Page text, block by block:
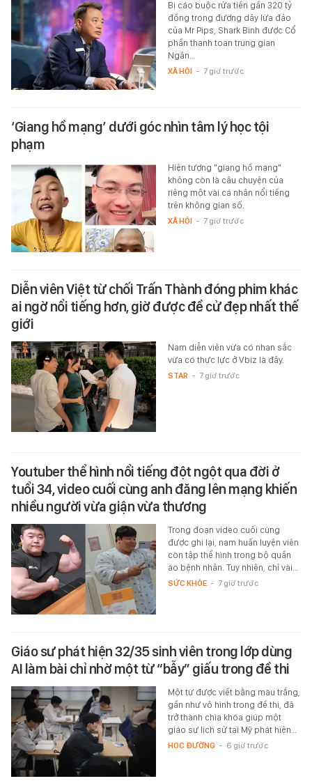
Bị cáo buộc rửa tiền gần 320 tỷ
đồng trong đường dây lừa đảo
của Mr Pips, Shark Bình được Cổ
phần thanh toan trung gian
Ngân…
XÃ HỘI - 7 giờ trước
‘Giang hồ mạng’ dưới góc nhìn tâm lý học tội
phạm
Hiện tượng "giang hồ mạng"
không còn là câu chuyện của
riêng một vài cá nhân nổi tiếng
trên không gian số.
XÃ HỘI - 7 giờ trước
Diễn viên Việt từ chối Trấn Thành đóng phim khác
ai ngờ nổi tiếng hơn, giờ được đề cử đẹp nhất thế
giới
Nam diễn viên vừa có nhan sắc
vừa có thực lực ở Vbiz là đây.
STAR - 7 giờ trước
Youtuber thể hình nổi tiếng đột ngột qua đời ở
tuổi 34, video cuối cùng anh đăng lên mạng khiến
nhiều người vừa giận vừa thương
Trong đoạn video cuối cùng
được ghi lại, nam huấn luyện viên
còn tập thể hình trong bộ quần
áo bệnh nhân. Tuy nhiên, chỉ vài…
SỨC KHỎE - 7 giờ trước
Giáo sư phát hiện 32/35 sinh viên trong lớp dùng
AI làm bài chỉ nhờ một từ “bẫy” giấu trong đề thi
Một từ được viết bằng màu trắng,
gần như vô hình trong đề thi, đã
trở thành chìa khóa giúp một
giáo sư lịch sử tại Mỹ phát hiện…
HỌC ĐƯỜNG - 6 giờ trước